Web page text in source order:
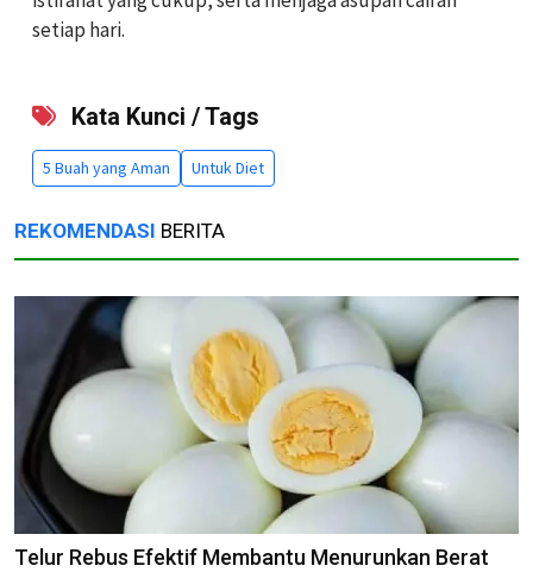
setiap hari.
Kata Kunci / Tags
5 Buah yang Aman Untuk Diet
REKOMENDASI BERITA
Telur Rebus Efektif Membantu Menurunkan Berat